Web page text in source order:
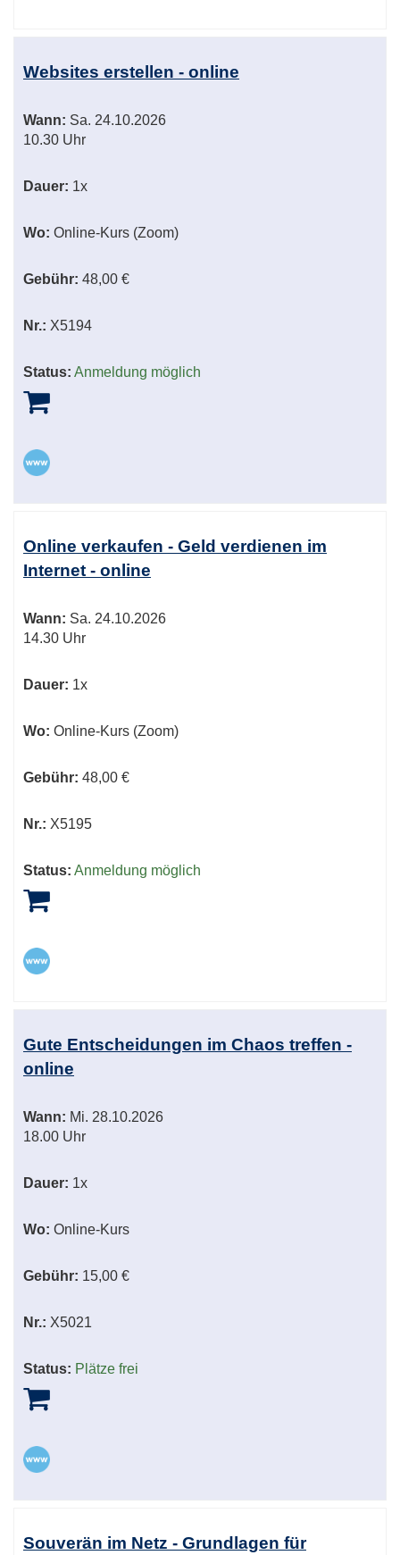
Websites erstellen - online
Wann: Sa. 24.10.2026
10.30 Uhr
Dauer: 1x
Wo: Online-Kurs (Zoom)
Gebühr: 48,00 €
Nr.: X5194
Status: Anmeldung möglich
Online verkaufen - Geld verdienen im
Internet - online
Wann: Sa. 24.10.2026
14.30 Uhr
Dauer: 1x
Wo: Online-Kurs (Zoom)
Gebühr: 48,00 €
Nr.: X5195
Status: Anmeldung möglich
Gute Entscheidungen im Chaos treffen -
online
Wann: Mi. 28.10.2026
18.00 Uhr
Dauer: 1x
Wo: Online-Kurs
Gebühr: 15,00 €
Nr.: X5021
Status: Plätze frei
Souverän im Netz - Grundlagen für